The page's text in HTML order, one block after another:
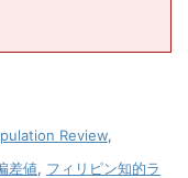
Review,
差値, フィリピン知的ラ